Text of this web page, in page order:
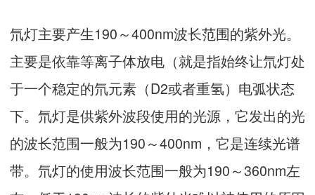
氘灯主要产生190～400nm波长范围的紫外光。
主要是依靠等离子体放电（就是指始终让氘灯处
于一个稳定的氘元素（D2或者重氢）电弧状态
下。氘灯是供紫外波段使用的光源，它发出的光
的波长范围一般为190～400nm，它是连续光谱
带。氘灯的使用波长范围一般为190～360nm左